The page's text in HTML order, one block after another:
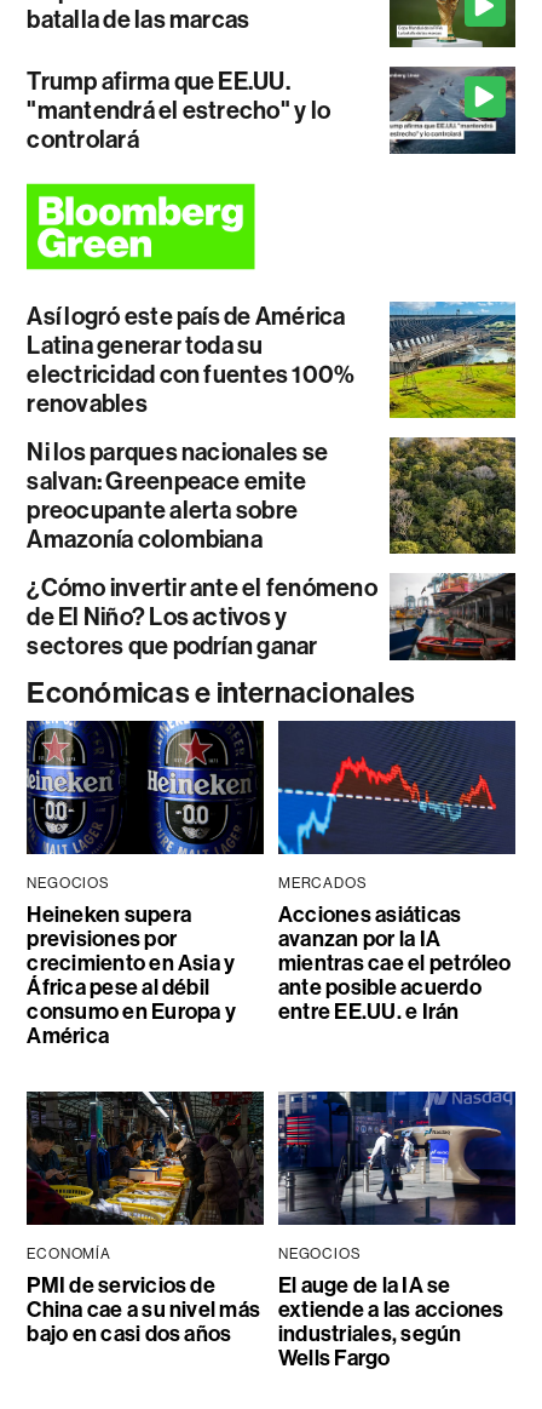
batalla de las marcas
Trump afirma que EE.UU.
"mantendrá el estrecho" y lo
controlará
Así logró este país de América
Latina generar toda su
electricidad con fuentes 100%
renovables
Ni los parques nacionales se
salvan: Greenpeace emite
preocupante alerta sobre
Amazonía colombiana
¿Cómo invertir ante el fenómeno
de El Niño? Los activos y
sectores que podrían ganar
Económicas e internacionales
NEGOCIOS
Heineken supera
previsiones por
crecimiento en Asia y
África pese al débil
consumo en Europa y
América
MERCADOS
Acciones asiáticas
avanzan por la IA
mientras cae el petróleo
ante posible acuerdo
entre EE.UU. e Irán
ECONOMÍA
PMI de servicios de
China cae a su nivel más
bajo en casi dos años
NEGOCIOS
El auge de la IA se
extiende a las acciones
industriales, según
Wells Fargo